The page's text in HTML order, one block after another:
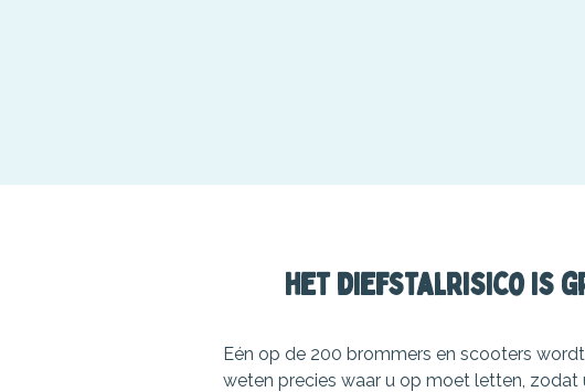
Het diefstalrisico is
Eén op de 200 brommers en scooters
weten precies waar u op moet letten, zodat